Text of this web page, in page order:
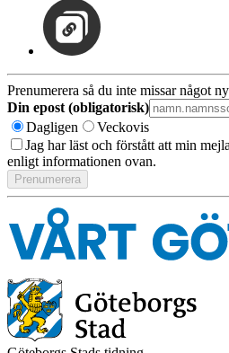
Prenumerera så du inte missar något
Din epost (obligatorisk)
Dagligen
Veckovis
Jag har läst och förstått att min
enligt informationen ovan.